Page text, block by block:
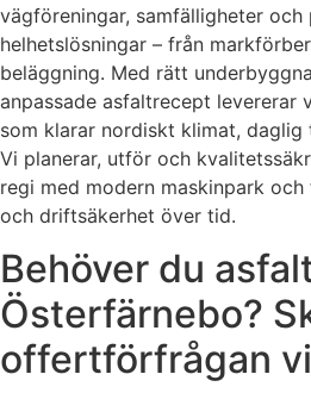
vägföreningar, samfälligheter
helhetslösningar – från
beläggning. Med rätt
anpassade asfaltrecept levererar
som klarar nordiskt klimat, daglig
Vi planerar, utför och
regi med modern maskinpark
och driftsäkerhet över tid.
Behöver du
Österfärnebo?
offertförfrågan